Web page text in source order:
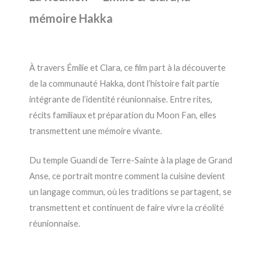
mémoire Hakka
À travers Émilie et Clara, ce film part à la découverte
de la communauté Hakka, dont l’histoire fait partie
intégrante de l’identité réunionnaise. Entre rites,
récits familiaux et préparation du Moon Fan, elles
transmettent une mémoire vivante.
Du temple Guandi de Terre-Sainte à la plage de Grand
Anse, ce portrait montre comment la cuisine devient
un langage commun, où les traditions se partagent, se
transmettent et continuent de faire vivre la créolité
réunionnaise.